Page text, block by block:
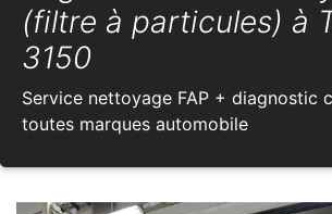
(filtre à particules) à
3150
Service nettoyage FAP + diagnostic
toutes marques automobile